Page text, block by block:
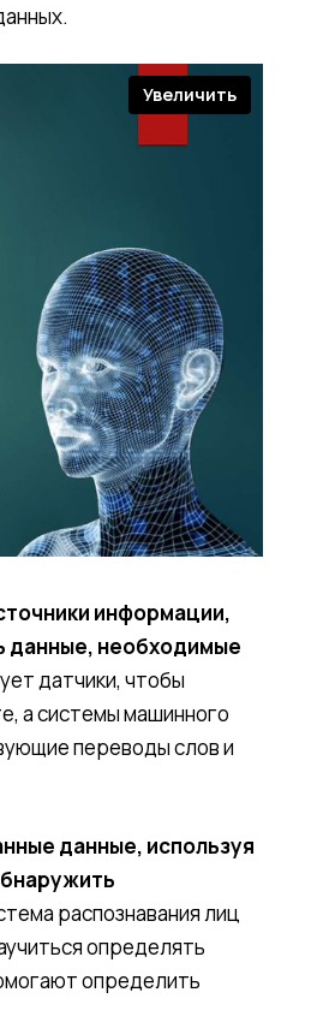
Увеличить
информации,
данные, необходимые
датчики, чтобы
а системы машинного
переводы слов и
данные, используя
распознавания лиц
определять
определить